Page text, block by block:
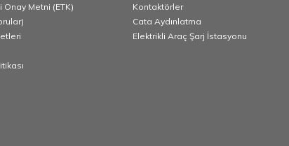
Metni (ETK)
Kontaktörler
Cata Aydınlatma
Elektrikli Araç Şarj İstasyonu